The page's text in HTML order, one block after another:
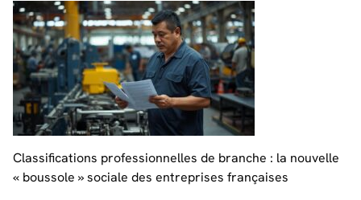
Classifications professionnelles de branche : la nouvelle
« boussole » sociale des entreprises françaises